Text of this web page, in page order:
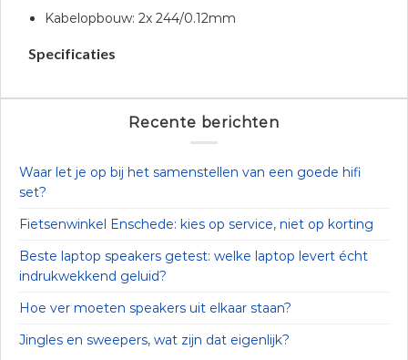
Kabelopbouw: 2x 244/0.12mm
Specificaties
Recente berichten
Waar let je op bij het samenstellen van een goede hifi
set?
Fietsenwinkel Enschede: kies op service, niet op korting
Beste laptop speakers getest: welke laptop levert écht
indrukwekkend geluid?
Hoe ver moeten speakers uit elkaar staan?
Jingles en sweepers, wat zijn dat eigenlijk?